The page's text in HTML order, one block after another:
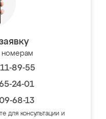
номерам
89-55
24-01
68-13
для консультации и